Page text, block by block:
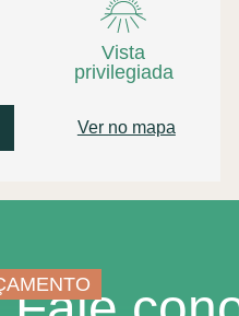
Vista
privilegiada
Ver no mapa